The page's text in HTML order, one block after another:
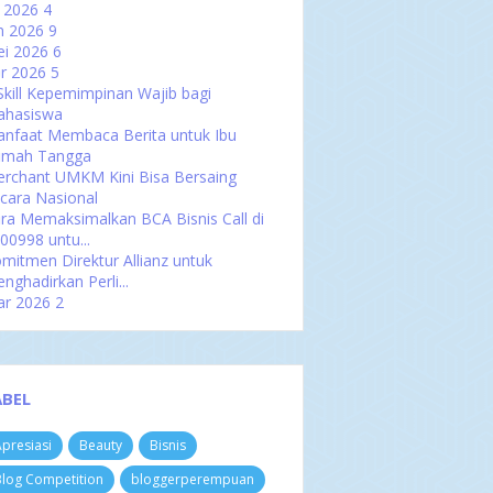
2026 4
2026 9
2026 6
2026 5
Kepemimpinan Wajib bagi
Membaca Berita untuk Ibu
Tangga
UMKM Kini Bisa Bersaing
Nasional
Memaksimalkan BCA Bisnis Call di
untu...
Direktur Allianz untuk
Perli...
2026 2
47
2025
20253
2025 5
20254
Beauty
Bisnis
Competition
bloggerperempuan